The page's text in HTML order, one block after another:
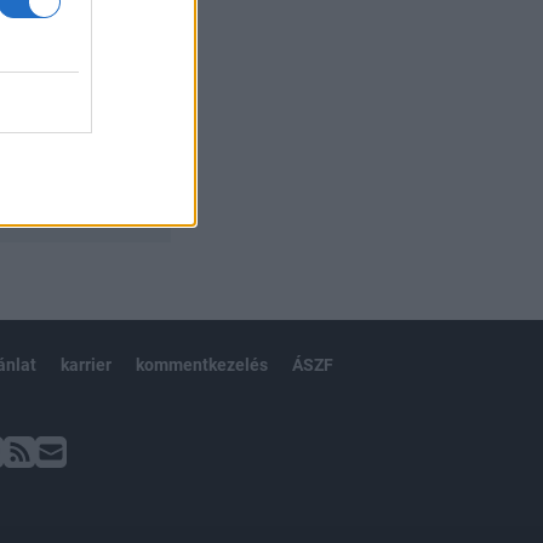
karrier kommentkezelés ÁSZF